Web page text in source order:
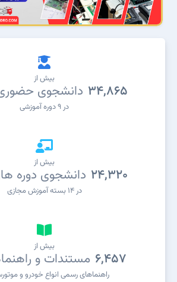
بیش از
34,865 دانشجوی حضوری
در ۹ دوره آموزشی
بیش از
24,320 دانشجوی دوره
در ۱۴ بسته آموزش مجازی
بیش از
6,457 مستندات و
راهنماهای رسمی انواع خودرو و